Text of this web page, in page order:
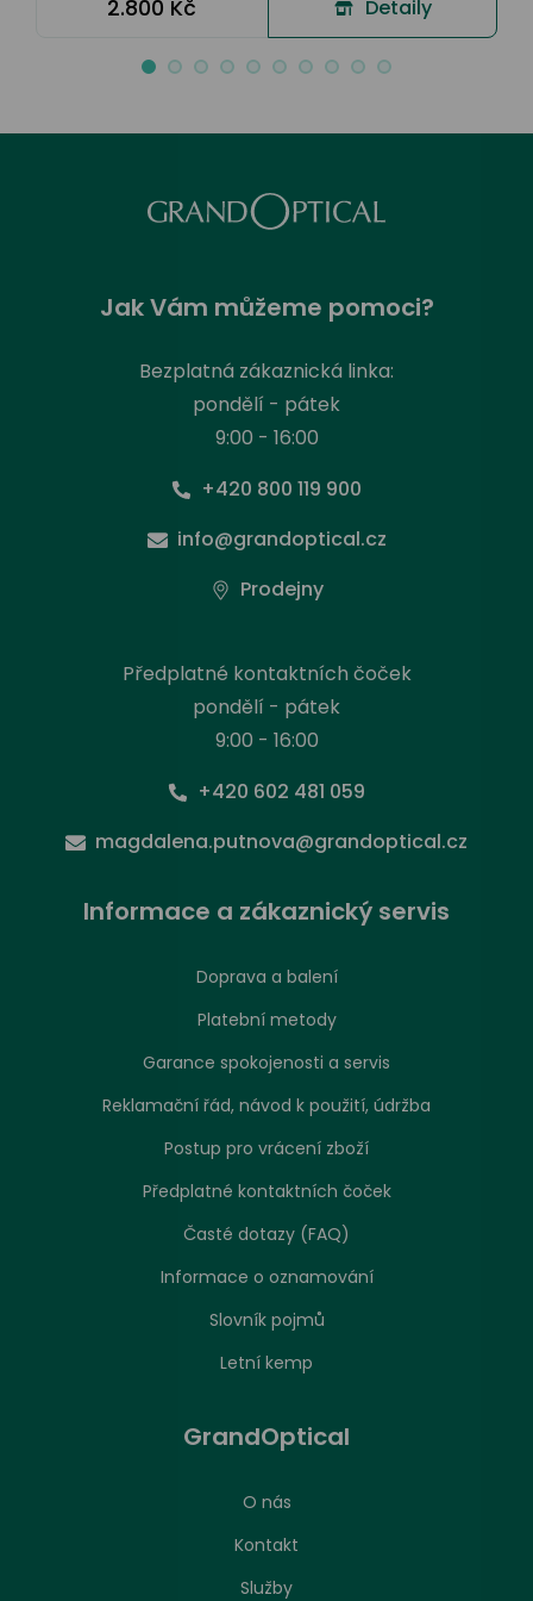
2.800 Kč Detaily
Jak Vám můžeme pomoci?
Bezplatná zákaznická linka:
pondělí - pátek
9:00 - 16:00
+420 800 119 900
info@grandoptical.cz
Prodejny
Předplatné kontaktních čoček
pondělí - pátek
9:00 - 16:00
+420 602 481 059
magdalena.putnova@grandoptical.cz
Informace a zákaznický servis
Doprava a balení
Platební metody
Garance spokojenosti a servis
Reklamační řád, návod k použití, údržba
Postup pro vrácení zboží
Předplatné kontaktních čoček
Časté dotazy (FAQ)
Informace o oznamování
Slovník pojmů
Letní kemp
GrandOptical
O nás
Kontakt
Služby